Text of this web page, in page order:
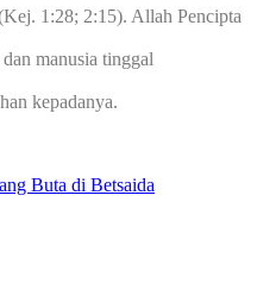
1:28; 2:15). Allah Pencipta
manusia tinggal
kepadanya.
Buta di Betsaida